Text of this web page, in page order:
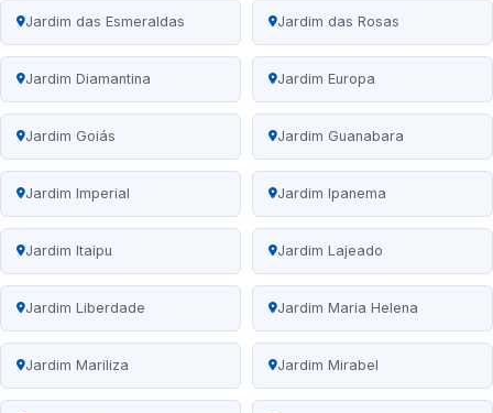
Jardim das Esmeraldas Jardim das Rosas
Jardim Diamantina Jardim Europa
Jardim Goiás Jardim Guanabara
Jardim Imperial Jardim Ipanema
Jardim Itaipu Jardim Lajeado
Jardim Liberdade Jardim Maria Helena
Jardim Mariliza Jardim Mirabel